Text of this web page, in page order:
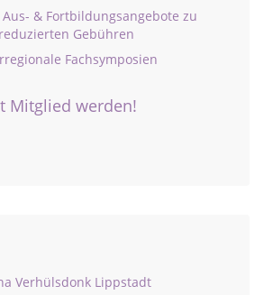
& Fortbildungsangebote zu
reduzierten Gebühren
Fachsymposien
Mitglied werden!
Verhülsdonk Lippstadt